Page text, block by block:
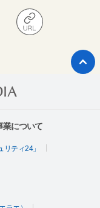
業について
ティ24」